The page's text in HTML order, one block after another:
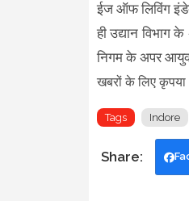
ईज ऑफ लिविंग
ही उद्यान विभाग
निगम के अपर
खबरों के लिए कृपया
Tags Indore